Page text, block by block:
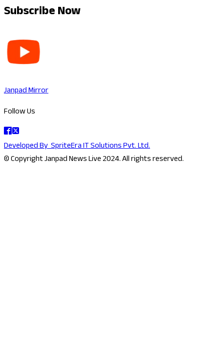
Subscribe Now
Janpad Mirror
Follow Us
Developed BySpriteEra IT Solutions Pvt. Ltd.
© Copyright Janpad News Live 2024. All rights reserved.